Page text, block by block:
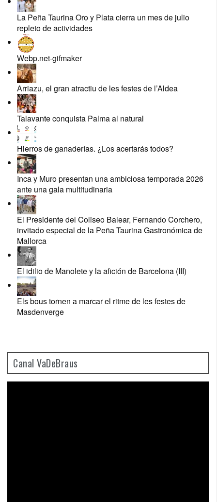
La Peña Taurina Oro y Plata cierra un mes de julio
repleto de actividades
Webp.net-gifmaker
Arriazu, el gran atractiu de les festes de l’Aldea
Talavante conquista Palma al natural
Hierros de ganaderías. ¿Los acertarás todos?
Inca y Muro presentan una ambiciosa temporada 2026
ante una gala multitudinaria
El Presidente del Coliseo Balear, Fernando Corchero,
invitado especial de la Peña Taurina Gastronómica de
Mallorca
El idilio de Manolete y la afición de Barcelona (III)
Els bous tornen a marcar el ritme de les festes de
Masdenverge
Canal VaDeBraus